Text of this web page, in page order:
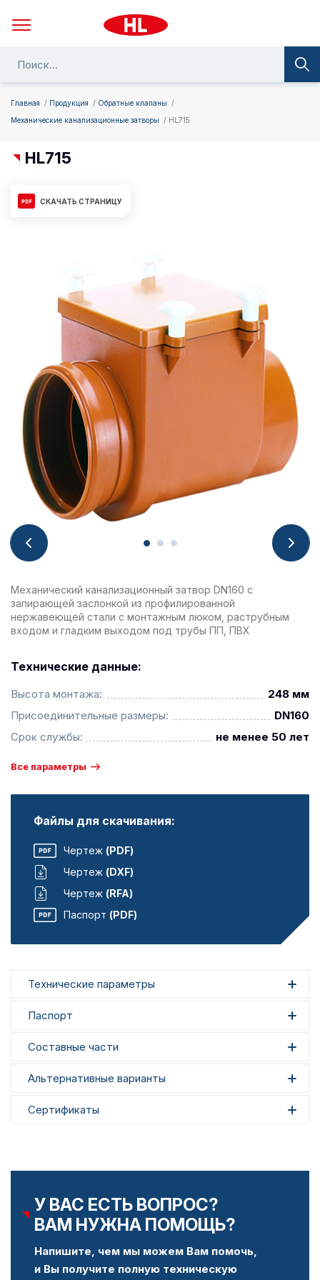
Главная Продукция
Обратные клапаны
Механические канализационные затворы
HL715
HL715
СКАЧАТЬ СТРАНИЦУ
Механический канализационный затвор DN160 с
запирающей заслонкой из профилированной
нержавеющей стали с монтажным люком, раструбным
входом и гладким выходом под трубы ПП, ПВХ
Технические данные:
Высота монтажа:
248 мм
Присоединительные размеры:
DN160
Срок службы:
не менее 50 лет
Все параметры
Файлы для скачивания:
Чертеж (PDF)
Чертеж (DXF)
Чертеж (RFA)
Паспорт (PDF)
Технические параметры
Паспорт
Составные части
Альтернативные варианты
Сертификаты
У ВАС ЕСТЬ ВОПРОС?
ВАМ НУЖНА ПОМОЩЬ?
Напишите, чем мы можем Вам помочь,
и Вы получите полную техническую